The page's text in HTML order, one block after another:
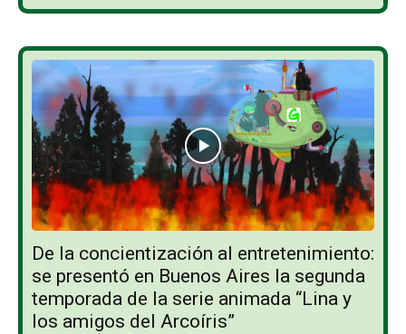
De la concientización al entretenimiento:
se presentó en Buenos Aires la segunda
temporada de la serie animada “Lina y
los amigos del Arcoíris”